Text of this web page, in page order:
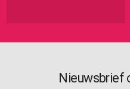
Nieuwsbrief